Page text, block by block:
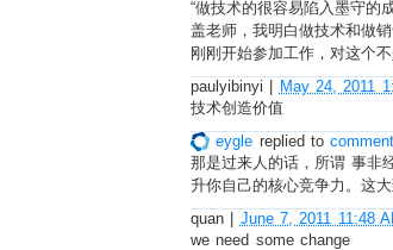
“做技术的很容易陷入墨守的
盖老师，我明白做技术和做
刚刚开始参加工作，对这个
paulyibinyi | May 24, 2011
技术创造价值
eygle replied to
那是过来人的话，所谓 事非
升你自己的核心竞争力。这
quan
June 7, 2011 11:48
we need some change